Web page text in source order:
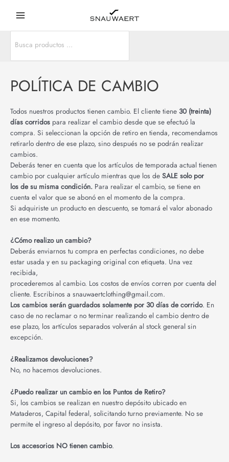
for:
POLÍTICA DE CAMBIO
Todos nuestros productos tienen cambio. El cliente tiene 30 (treinta)
días corridos para realizar el cambio desde que se efectuó la
compra. Si seleccionan la opción de retiro en tienda, recomendamos
retirarlo dentro de ese plazo, sino después no se podrán realizar
cambios.
Deberás tener en cuenta que los artículos de temporada actual tienen
cambio por cualquier artículo mientras que los de SALE solo por
los de su misma condición. Para realizar el cambio, se tiene en
cuenta el valor que se abonó en el momento de la compra.
Si adquiriste un producto en descuento, se tomará el valor abonado
en ese momento.
¿Cómo realizo un cambio?
Deberás enviarnos tu compra en perfectas condiciones, no debe
estar usada y en su packaging original con etiqueta. Una vez
recibida,
procederemos al cambio. Los costos de envíos corren por cuenta del
cliente. Escribinos a snauwaertclothing@gmail.com.
Los cambios serán guardados solamente por 30 días de corrido. En
caso de no reclamar o no terminar realizando el cambio dentro de
ese plazo, los artículos separados volverán al stock general sin
excepción.
¿Realizamos devoluciones?
No, no hacemos devoluciones.
¿Puedo realizar un cambio en los Puntos de Retiro?
Si, los cambios se realizan en nuestro depósito ubicado en
Mataderos, Capital federal, solicitando turno previamente. No se
permite el ingreso al depósito, por favor no insista.
Los accesorios NO tienen cambio.